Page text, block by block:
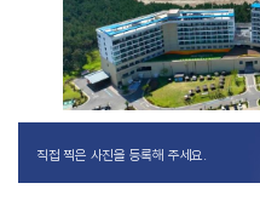
직접 찍은 사진을 등록해 주세요.